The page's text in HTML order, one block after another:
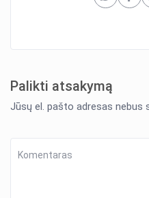
Palikti atsakymą
Jūsų el. pašto adresas nebus